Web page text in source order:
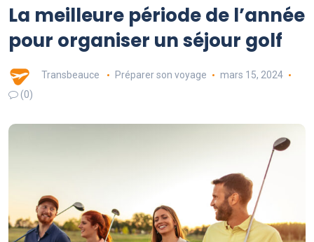
La meilleure période de l’année
pour organiser un séjour golf
Transbeauce Préparer son voyage
mars 15, 2024
(0)